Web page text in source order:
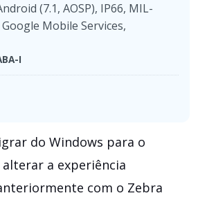
(7.1, AOSP), IP66, MIL-
Google Mobile Services,
I
do Windows para o
a experiência
com o Zebra